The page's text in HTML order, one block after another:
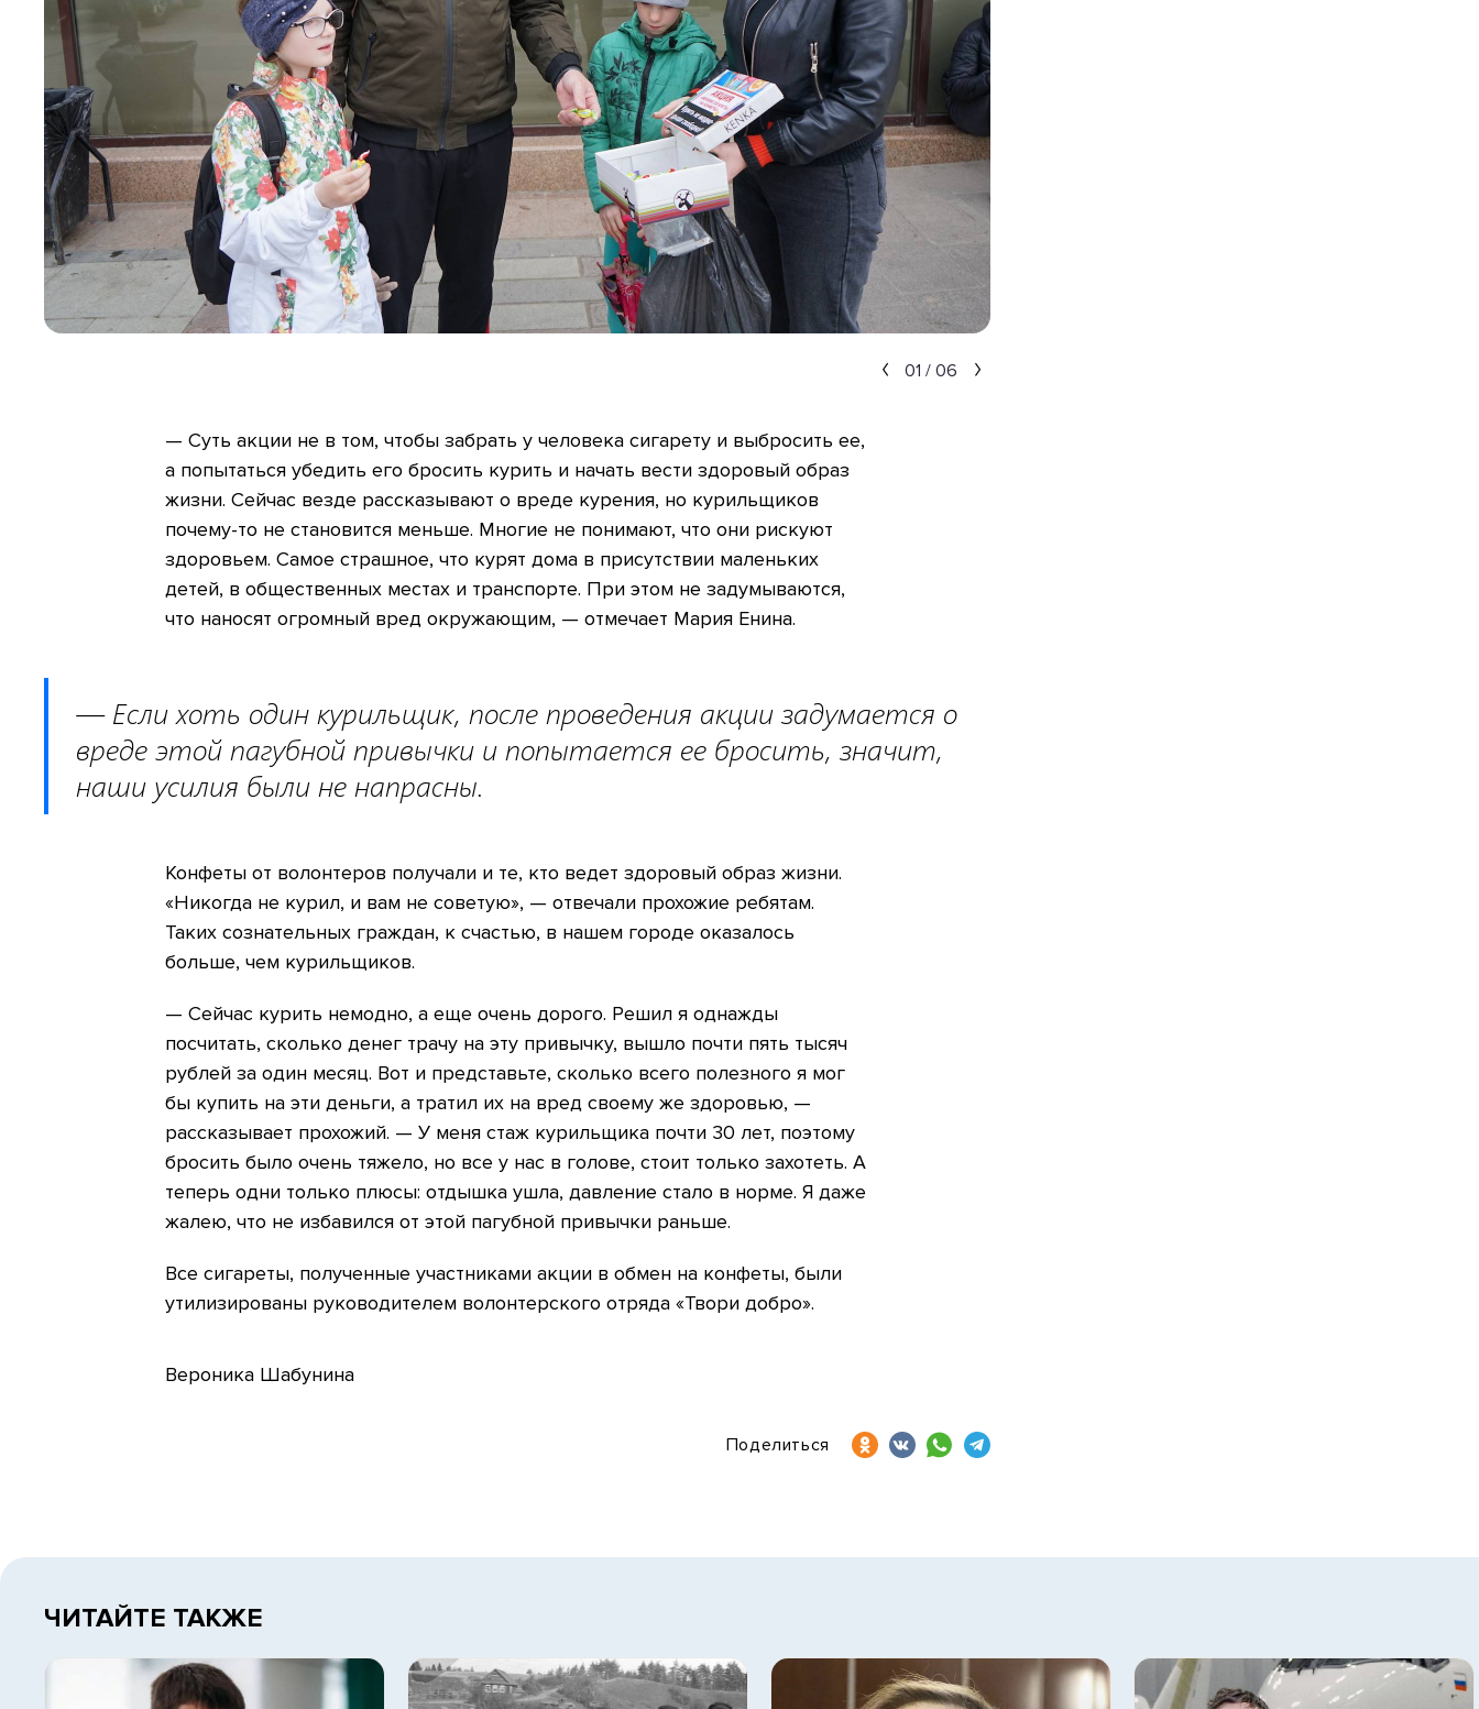
01 / 06
— Суть акции не в том, чтобы забрать у человека сигарету и выбросить ее,
а попытаться убедить его бросить курить и начать вести здоровый образ
жизни. Сейчас везде рассказывают о вреде курения, но курильщиков
почему-то не становится меньше. Многие не понимают, что они рискуют
здоровьем. Самое страшное, что курят дома в присутствии маленьких
детей, в общественных местах и транспорте. При этом не задумываются,
что наносят огромный вред окружающим, — отмечает Мария Енина.
— Если хоть один курильщик, после проведения акции задумается о
вреде этой пагубной привычки и попытается ее бросить, значит,
наши усилия были не напрасны.
Конфеты от волонтеров получали и те, кто ведет здоровый образ жизни.
«Никогда не курил, и вам не советую», — отвечали прохожие ребятам.
Таких сознательных граждан, к счастью, в нашем городе оказалось
больше, чем курильщиков.
— Сейчас курить немодно, а еще очень дорого. Решил я однажды
посчитать, сколько денег трачу на эту привычку, вышло почти пять тысяч
рублей за один месяц. Вот и представьте, сколько всего полезного я мог
бы купить на эти деньги, а тратил их на вред своему же здоровью, —
рассказывает прохожий. — У меня стаж курильщика почти 30 лет, поэтому
бросить было очень тяжело, но все у нас в голове, стоит только захотеть. А
теперь одни только плюсы: отдышка ушла, давление стало в норме. Я даже
жалею, что не избавился от этой пагубной привычки раньше.
Все сигареты, полученные участниками акции в обмен на конфеты, были
утилизированы руководителем волонтерского отряда «Твори добро».
Вероника Шабунина
Поделиться
ЧИТАЙТЕ ТАКЖЕ